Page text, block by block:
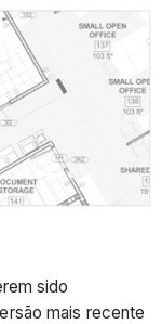
sido
mais recente